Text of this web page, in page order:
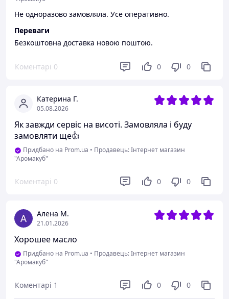
Не одноразово замовляла. Усе оперативно.
Переваги
Безкоштовна доставка новою поштою.
Коментарі 0 0 0
Катерина Г.
05.08.2026
Як завжди сервіс на висоті. Замовляла і буду
замовляти ще👍
Придбано на Prom.ua • Продавець: Інтернет магазин
"Аромакуб"
Коментарі 0 0 0
Алена М.
21.01.2026
Хорошее масло
Придбано на Prom.ua • Продавець: Інтернет магазин
"Аромакуб"
Коментарі 1 0 0